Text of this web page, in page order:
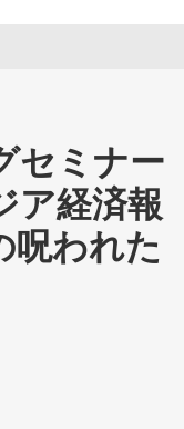
セミナー
ア経済報
呪われた